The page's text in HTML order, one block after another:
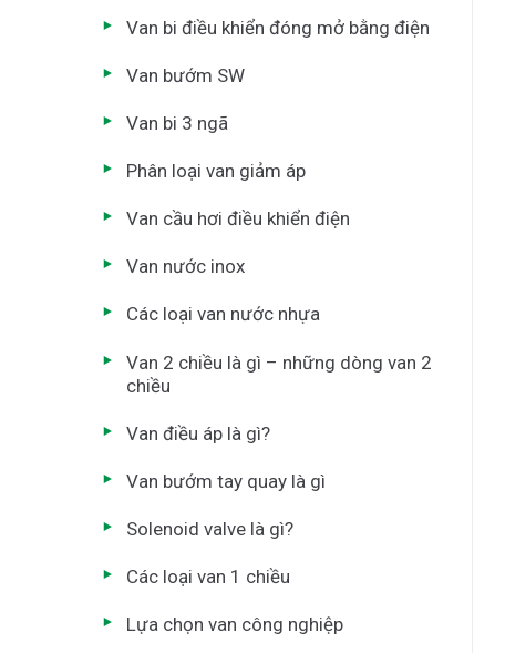
Van bi điều khiển đóng mở bằng điện
Van bướm SW
Van bi 3 ngã
Phân loại van giảm áp
Van cầu hơi điều khiển điện
Van nước inox
Các loại van nước nhựa
Van 2 chiều là gì – những dòng van 2
chiều
Van điều áp là gì?
Van bướm tay quay là gì
Solenoid valve là gì?
Các loại van 1 chiều
Lựa chọn van công nghiệp